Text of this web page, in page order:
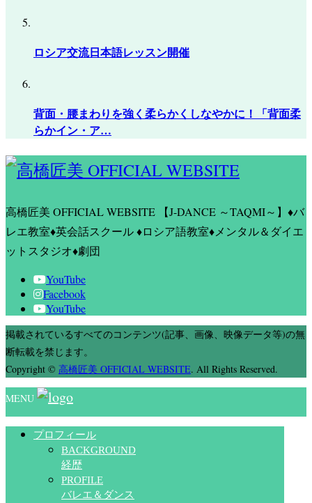
ロシア交流日本語レッスン開催
背面・腰まわりを強く柔らかくしなやかに！「背面柔
らかイン・ア…
高橋匠美 OFFICIAL WEBSITE 【J-DANCE ～TAQMI～】♦バ
レエ教室♦英会話スクール ♦ロシア語教室♦メンタル＆ダイエ
ットスタジオ♦劇団
YouTube
Facebook
YouTube
掲載されているすべてのコンテンツ(記事、画像、映像データ等)の無
断転載を禁じます。
Copyright © 高橋匠美 OFFICIAL WEBSITE. All Rights Reserved.
MENU
プロフィール
BACKGROUND
経歴
PROFILE
バレエ＆ダンス